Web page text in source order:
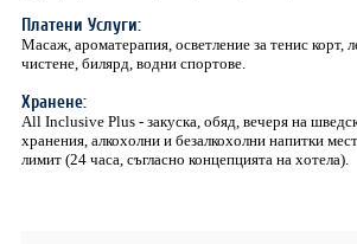
Платени Услуги:
Масаж, ароматерапия, осветление за тенис корт,
чистене, билярд, водни спортове.
Хранене:
All Inclusive Plus - закуска, обяд, вечеря на
хранения, алкохолни и безалкохолни напитки
лимит (24 часа, съгласно концепцията на хотела).